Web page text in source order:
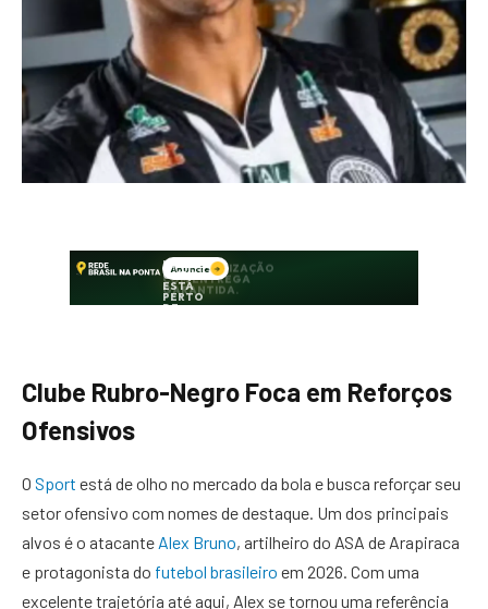
Clube Rubro-Negro Foca em Reforços
Ofensivos
O Sport está de olho no mercado da bola e busca reforçar seu
setor ofensivo com nomes de destaque. Um dos principais
alvos é o atacante Alex Bruno, artilheiro do ASA de Arapiraca
e protagonista do futebol brasileiro em 2026. Com uma
excelente trajetória até aqui, Alex se tornou uma referência